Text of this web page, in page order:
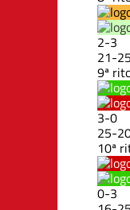
2-3
21-25
9ª
3-0
25-
10ª
0-3